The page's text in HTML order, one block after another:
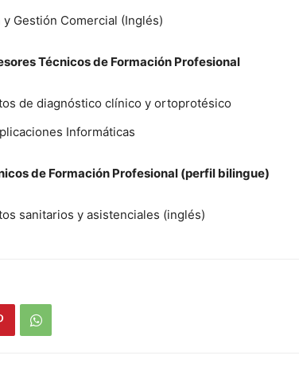
y Gestión Comercial (Inglés)
Técnicos de Formación Profesional
de diagnóstico clínico y ortoprotésico
Informáticas
de Formación Profesional (perfil bilingue)
sanitarios y asistenciales (inglés)